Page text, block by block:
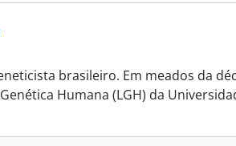
brasileiro. Em meados da
Humana (LGH) da